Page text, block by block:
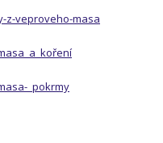
z-veproveho-masa
_pokrmy